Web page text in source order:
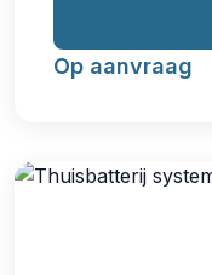
Op aanvraag